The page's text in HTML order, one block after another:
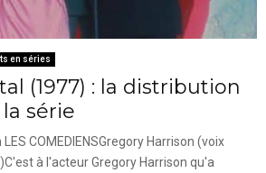
en séries
(1977) : la distribution
série
COMEDIENSGregory Harrison (voix
à l'acteur Gregory Harrison qu'a